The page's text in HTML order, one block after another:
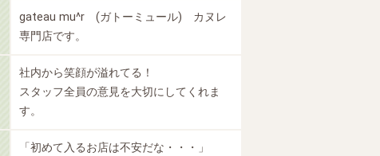
gateau mu^r (ガトーミュール) カヌレ
専門店です。
社内から笑顔が溢れてる！
スタッフ全員の意見を大切にしてくれま
す。
「初めて入るお店は不安だな・・・」